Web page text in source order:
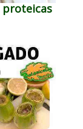
proteicas